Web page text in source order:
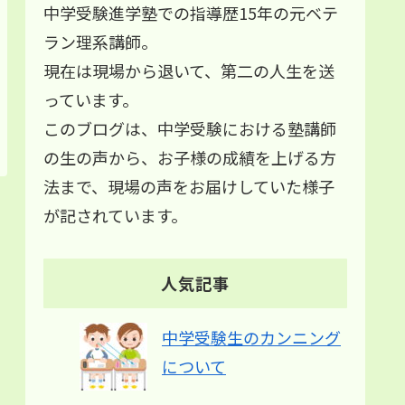
中学受験進学塾での指導歴15年の元ベテ
ラン理系講師。
現在は現場から退いて、第二の人生を送
っています。
このブログは、中学受験における塾講師
の生の声から、お子様の成績を上げる方
法まで、現場の声をお届けしていた様子
が記されています。
人気記事
中学受験生のカンニング
について